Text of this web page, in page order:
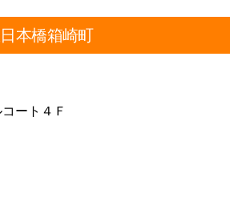
本橋箱崎町
ート４Ｆ